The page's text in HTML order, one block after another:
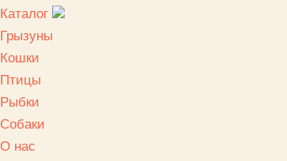
Каталог
Грызуны
Кошки
Птицы
Рыбки
Собаки
О нас